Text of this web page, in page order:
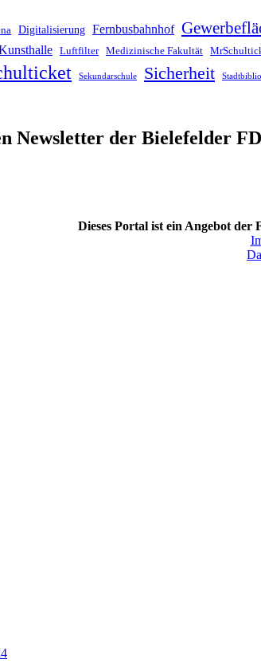
Digitalisierung Fernbusbahnhof
Luftfilter Medizinische Fakultät
Sekundarschule Sicherheit
Newsletter der Bielefelder
Dieses Portal ist ein Angebot